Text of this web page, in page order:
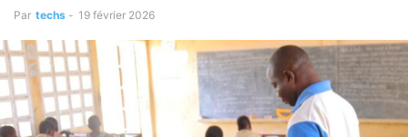
Par techs - 19 février 2026